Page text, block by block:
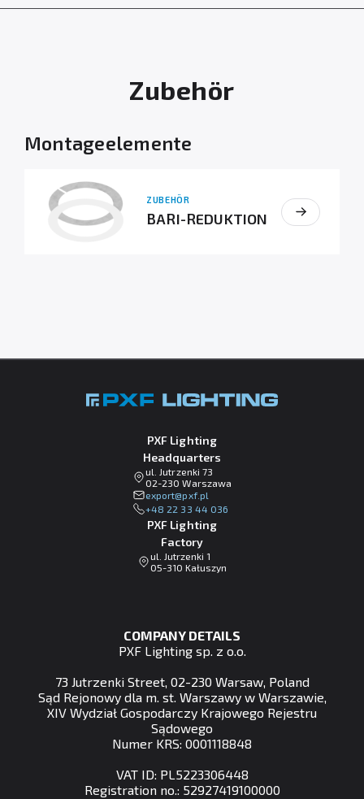
Zubehör
Montageelemente
ZUBEHÖR
BARI-REDUKTION
PXF Lighting
Headquarters
ul. Jutrzenki 73
02-230 Warszawa
lp.fxp@tropxe
+48 22 33 44 036
PXF Lighting
Factory
ul. Jutrzenki 1
05-310 Kałuszyn
COMPANY DETAILS
PXF Lighting sp. z o.o.
73 Jutrzenki Street, 02-230 Warsaw, Poland
Sąd Rejonowy dla m. st. Warszawy w Warszawie,
XIV Wydział Gospodarczy Krajowego Rejestru
Sądowego
Numer KRS: 0001118848
VAT ID: PL5223306448
Registration no.: 52927419100000